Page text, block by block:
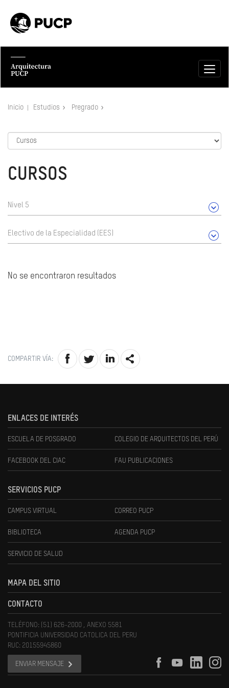
Inicio Estudios Pregrado
CURSOS
Nivel 5
Electivo de la Especialidad (EES)
No se encontraron resultados
COMPARTIR VÍA:
ENLACES DE INTERÉS
ESCUELA DE POSGRADO COLEGIO DE ARQUITECTOS DEL PERÚ
FACEBOOK DEL CIAC FAU PUBLICACIONES
SERVICIOS PUCP
CAMPUS VIRTUAL CORREO PUCP
BIBLIOTECA AGENDA PUCP
SERVICIO DE SALUD
MAPA DEL SITIO
CONTACTO
TELÉFONO: (51) 626-2000 , ANEXO 5581
PONTIFICIA UNIVERSIDAD CATOLICA DEL PERU
RUC: 20155945860
ENVIAR MENSAJE